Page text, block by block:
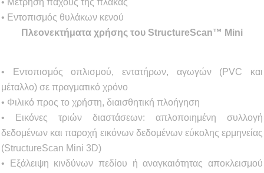
• Μέτρηση πάχους της πλάκας
• Εντοπισμός θυλάκων κενού
Πλεονεκτήματα χρήσης του StructureScan™ Mini
• Εντοπισμός οπλισμού, εντατήρων, αγωγών (PVC και
μέταλλο) σε πραγματικό χρόνο
• Φιλικό προς το χρήστη, διαισθητική πλοήγηση
• Εικόνες τριών διαστάσεων: απλοποιημένη συλλογή
δεδομένων και παροχή εικόνων δεδομένων εύκολης ερμηνείας
(StructureScan Mini 3D)
• Εξάλειψη κινδύνων πεδίου ή αναγκαιότητας αποκλεισμού